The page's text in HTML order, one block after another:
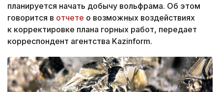
планируется начать добычу вольфрама. Об этом
говорится в отчете о возможных воздействиях
к корректировке плана горных работ, передает
корреспондент агентства Kazinform.